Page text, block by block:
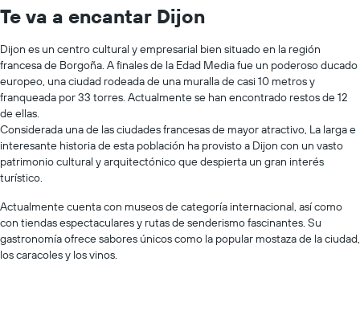
Te va a encantar Dijon
Dijon es un centro cultural y empresarial bien situado en la región
francesa de Borgoña. A finales de la Edad Media fue un poderoso ducado
europeo, una ciudad rodeada de una muralla de casi 10 metros y
franqueada por 33 torres. Actualmente se han encontrado restos de 12
de ellas.
Considerada una de las ciudades francesas de mayor atractivo, La larga e
interesante historia de esta población ha provisto a Dijon con un vasto
patrimonio cultural y arquitectónico que despierta un gran interés
turístico.
Actualmente cuenta con museos de categoría internacional, así como
con tiendas espectaculares y rutas de senderismo fascinantes. Su
gastronomía ofrece sabores únicos como la popular mostaza de la ciudad,
los caracoles y los vinos.